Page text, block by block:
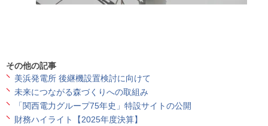
その他の記事
美浜発電所 後継機設置検討に向けて
未来につながる森づくりへの取組み
「関西電力グループ75年史」特設サイトの公開
財務ハイライト【2025年度決算】